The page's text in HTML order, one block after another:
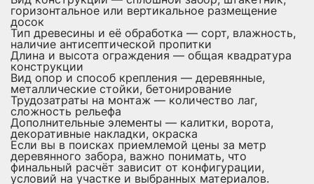
горизонтальное или вертикальное размещение
досок
Тип древесины и её обработка — сорт, влажность,
наличие антисептической пропитки
Длина и высота ограждения — общая квадратура
конструкции
Вид опор и способ крепления — деревянные,
металлические стойки, бетонирование
Трудозатраты на монтаж — количество лаг,
сложность рельефа
Дополнительные элементы — калитки, ворота,
декоративные накладки, окраска
Если вы в поисках приемлемой цены за метр
деревянного забора, важно понимать, что
финальный расчёт зависит от конфигурации,
условий на участке и выбранных материалов.